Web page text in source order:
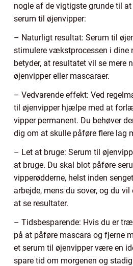
nogle af de vigtigste grunde til
serum til øjenvipper:
– Naturligt resultat: Serum til
stimulere vækstprocessen i dine
betyder, at resultatet vil se mere
øjenvipper eller mascaraer.
– Vedvarende effekt: Ved
til øjenvipper hjælpe med at
vipper permanent. Du behøver
dig om at skulle påføre flere lag
– Let at bruge: Serum til
at bruge. Du skal blot påføre
vipperødderne, helst inden
arbejde, mens du sover, og du
at se resultater.
– Tidsbesparende: Hvis du er
på at påføre mascara og fjerne
et serum til øjenvipper være en
spare tid om morgenen og